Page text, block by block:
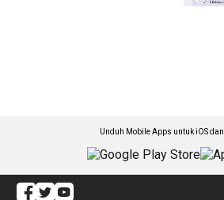
Unduh Mobile Apps untuk iOS